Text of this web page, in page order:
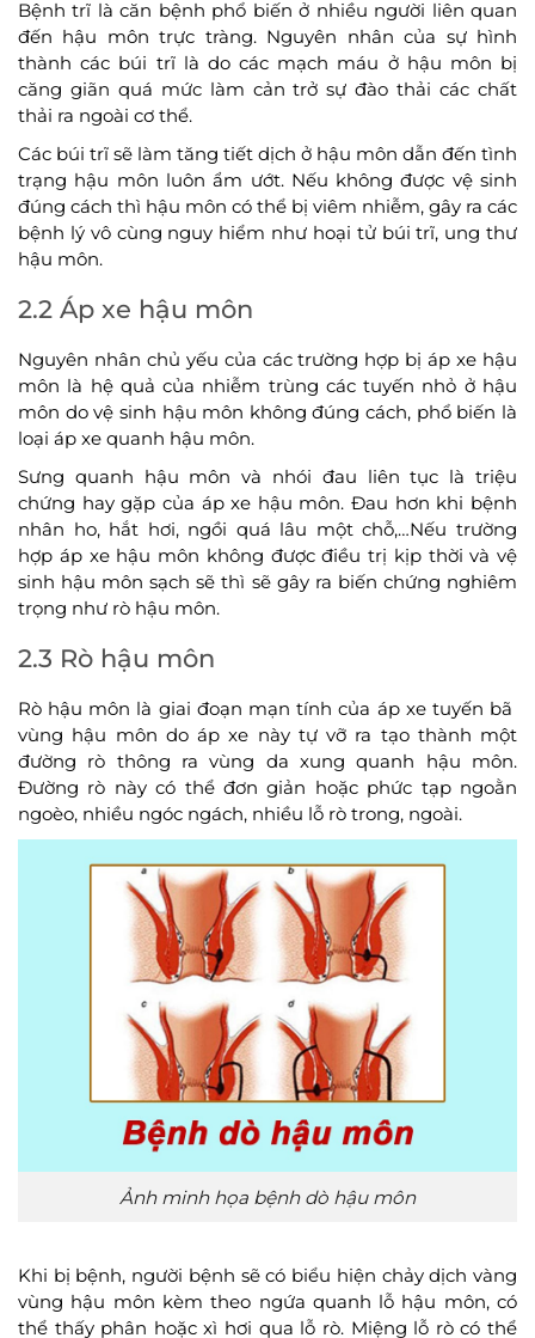
Bệnh trĩ là căn bệnh phổ biến ở nhiều người liên quan
đến hậu môn trực tràng. Nguyên nhân của sự hình
thành các búi trĩ là do các mạch máu ở hậu môn bị
căng giãn quá mức làm cản trở sự đào thải các chất
thải ra ngoài cơ thể.
Các búi trĩ sẽ làm tăng tiết dịch ở hậu môn dẫn đến tình
trạng hậu môn luôn ẩm ướt. Nếu không được vệ sinh
đúng cách thì hậu môn có thể bị viêm nhiễm, gây ra các
bệnh lý vô cùng nguy hiểm như hoại tử búi trĩ, ung thư
hậu môn.
2.2 Áp xe hậu môn
Nguyên nhân chủ yếu của các trường hợp bị áp xe hậu
môn là hệ quả của nhiễm trùng các tuyến nhỏ ở hậu
môn do vệ sinh hậu môn không đúng cách, phổ biến là
loại áp xe quanh hậu môn.
Sưng quanh hậu môn và nhói đau liên tục là triệu
chứng hay gặp của áp xe hậu môn. Đau hơn khi bệnh
nhân ho, hắt hơi, ngồi quá lâu một chỗ,…Nếu trường
hợp áp xe hậu môn không được điều trị kịp thời và vệ
sinh hậu môn sạch sẽ thì sẽ gây ra biến chứng nghiêm
trọng như rò hậu môn.
2.3 Rò hậu môn
Rò hậu môn là giai đoạn mạn tính của áp xe tuyến bã
vùng hậu môn do áp xe này tự vỡ ra tạo thành một
đường rò thông ra vùng da xung quanh hậu môn.
Đường rò này có thể đơn giản hoặc phức tạp ngoằn
ngoèo, nhiều ngóc ngách, nhiều lỗ rò trong, ngoài.
Ảnh minh họa bệnh dò hậu môn
Khi bị bệnh, người bệnh sẽ có biểu hiện chảy dịch vàng
vùng hậu môn kèm theo ngứa quanh lỗ hậu môn, có
thể thấy phân hoặc xì hơi qua lỗ rò. Miệng lỗ rò có thể